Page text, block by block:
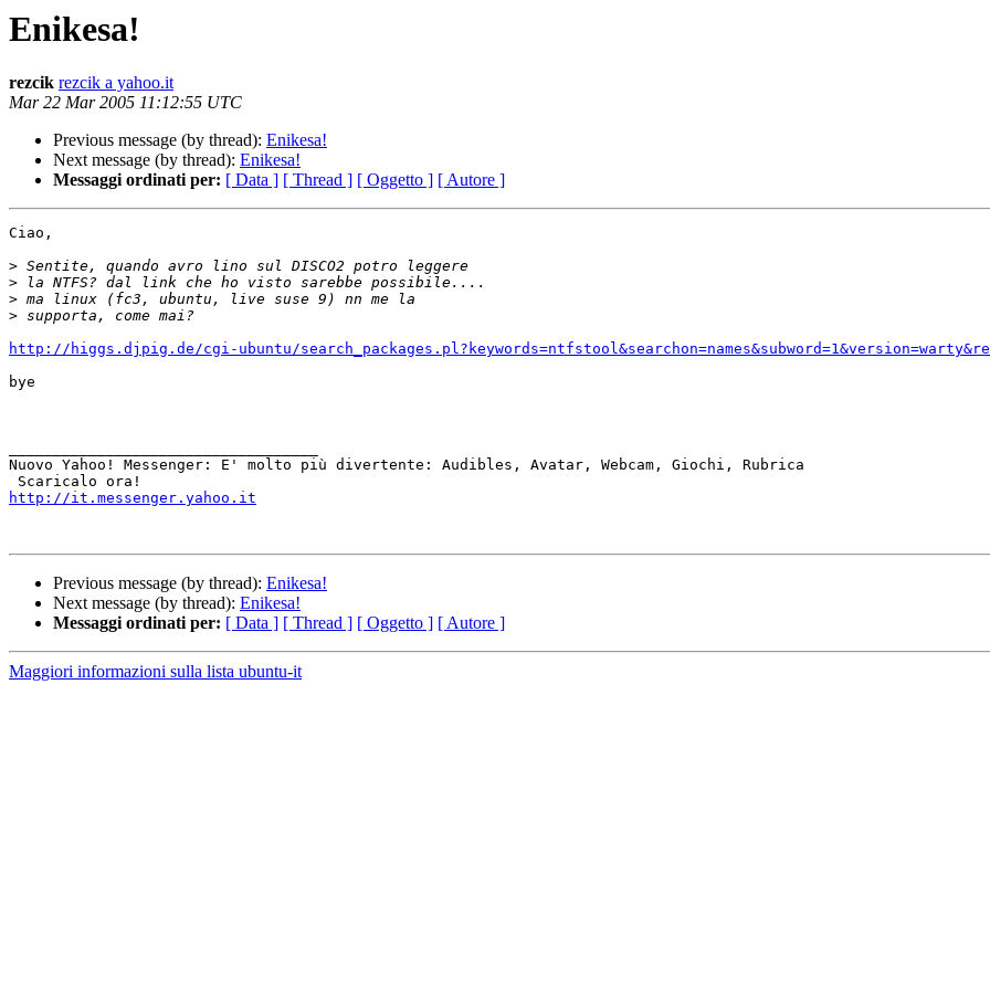
Enikesa!
rezcik rezcik a yahoo.it
Mar 22 Mar 2005 11:12:55 UTC
Previous message (by thread): Enikesa!
Next message (by thread): Enikesa!
Messaggi ordinati per: [ Data ] [ Thread ] [ Oggetto ] [ Autore ]
Ciao,
>
>
>
>
http://higgs.djpig.de/cgi-ubuntu/
bye
Nuovo Yahoo! Messenger: E' molto più divertente: Audibles, Avatar, Webcam, Giochi, Rubrica
http://it.messenger.yahoo.it
Previous message (by thread): Enikesa!
Next message (by thread): Enikesa!
Messaggi ordinati per: [ Data ] [ Thread ] [ Oggetto ] [ Autore ]
Maggiori informazioni sulla lista ubuntu-it